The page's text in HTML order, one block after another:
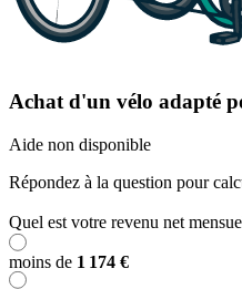
Achat d'un vélo adapté
Aide non disponible
Répondez à la question pour
Quel est votre revenu net
moins de 1 174 €